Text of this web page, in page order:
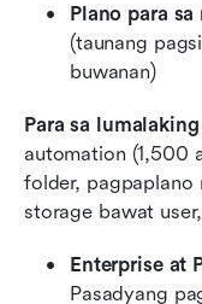
Plano para sa
(taunang
buwanan)
Para sa
automation (1,500
folder, pagpaplano
storage bawat
Enterprise at
Pasadyang